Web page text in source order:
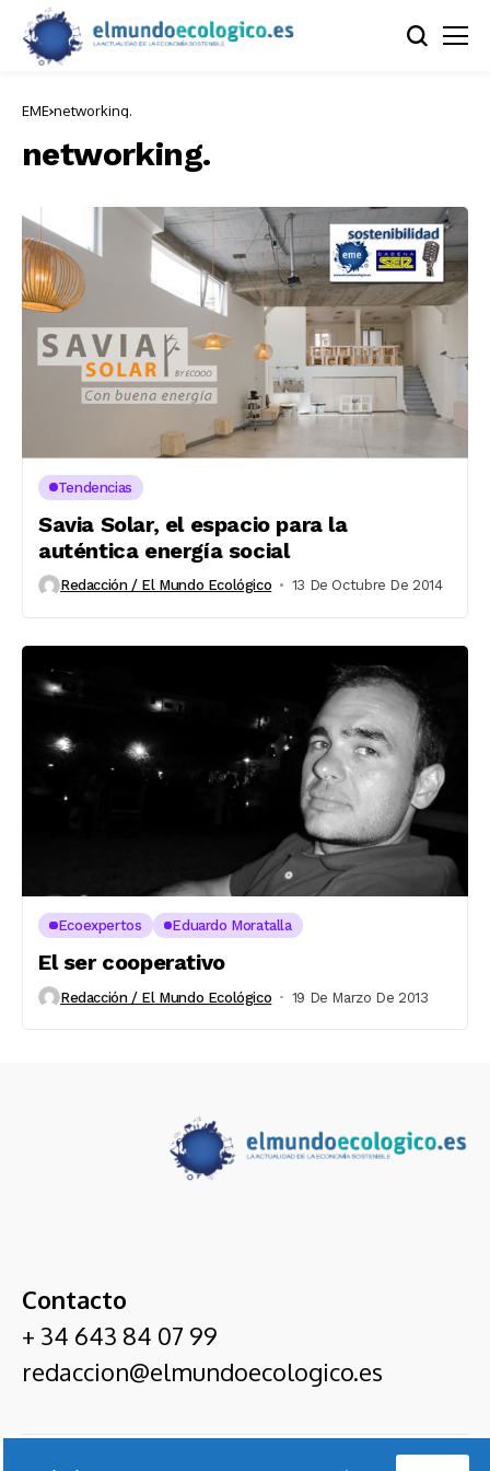
EME networking.
networking.
Tendencias
Savia Solar, el espacio para la
auténtica energía social
Redacción / El Mundo Ecológico 13 De Octubre De 2014
Ecoexpertos Eduardo Moratalla
El ser cooperativo
Redacción / El Mundo Ecológico 19 De Marzo De 2013
Contacto
+ 34 643 84 07 99
redaccion@elmundoecologico.es